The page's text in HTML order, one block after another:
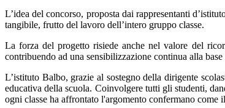
L’idea del concorso, proposta dai rappresentanti
tangibile, frutto del lavoro dell’intero gruppo classe.
La forza del progetto risiede anche nel valore del
contribuendo ad una sensibilizzazione continua alla
L’istituto Balbo, grazie al sostegno della dirigente
educativa della scuola. Coinvolgere tutti gli studenti,
ogni classe ha affrontato l'argomento confermano come